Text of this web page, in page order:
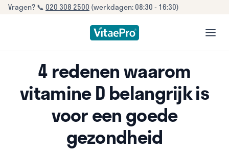
Vragen? 📞 020 308 2500 (werkdagen: 08:30 - 16:30)
4 redenen waarom
vitamine D belangrijk is
voor een goede
gezondheid